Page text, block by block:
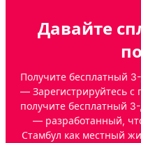
Давайте
Получите бесплатный
— Зарегистрируйтесь
получите бесплатный
— разработанный,
Стамбул как местный